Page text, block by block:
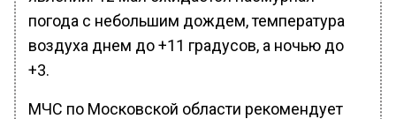
погода с небольшим дождем, температура
воздуха днем до +11 градусов, а ночью до
+3.
МЧС по Московской области рекомендует